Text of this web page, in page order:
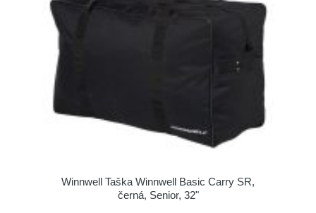
Winnwell Taška Winnwell Basic Carry SR,
černá, Senior, 32"